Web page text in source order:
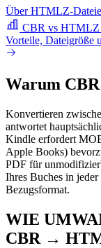
Über HTMLZ-
CBR vs HTMLZ
Vorteile, Dateigröße
Warum
Konvertieren
antwortet
Kindle erfordert
Apple Books)
PDF für
Ihres Buches in
Bezugsformat.
WIE
CBR →